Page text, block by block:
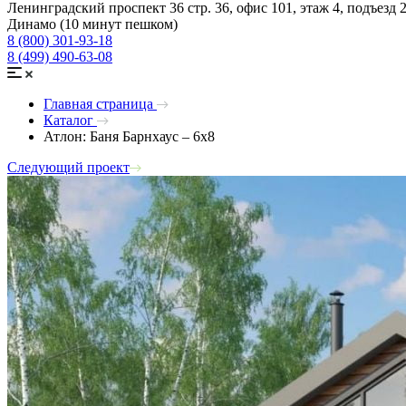
Ленинградский проспект 36 стр. 36, офис 101, этаж 4, подъезд 2
Динамо (10 минут пешком)
8 (800) 301-93-18
8 (499) 490-63-08
Главная страница
Каталог
Атлон: Баня Барнхаус – 6х8
Следующий проект